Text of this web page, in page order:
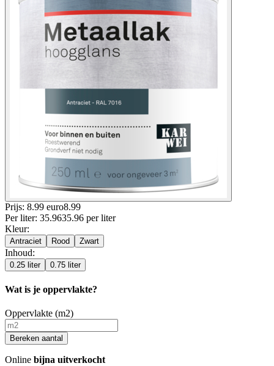
Prijs: 8.99 euro8.99
Per liter: 35.9635.96 per liter
Kleur:
Antraciet Rood Zwart
Inhoud:
0.25 liter 0.75 liter
Wat is je oppervlakte?
Oppervlakte (m2)
Bereken aantal
Online bijna uitverkocht